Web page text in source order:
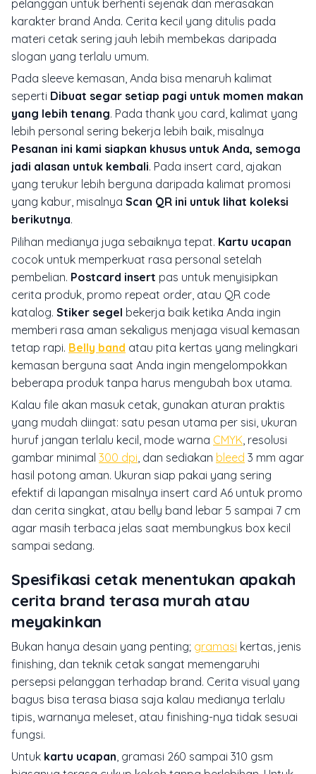
pelanggan untuk berhenti sejenak dan merasakan
karakter brand Anda. Cerita kecil yang ditulis pada
materi cetak sering jauh lebih membekas daripada
slogan yang terlalu umum.
Pada sleeve kemasan, Anda bisa menaruh kalimat
seperti Dibuat segar setiap pagi untuk momen makan
yang lebih tenang. Pada thank you card, kalimat yang
lebih personal sering bekerja lebih baik, misalnya
Pesanan ini kami siapkan khusus untuk Anda, semoga
jadi alasan untuk kembali. Pada insert card, ajakan
yang terukur lebih berguna daripada kalimat promosi
yang kabur, misalnya Scan QR ini untuk lihat koleksi
berikutnya.
Pilihan medianya juga sebaiknya tepat. Kartu ucapan
cocok untuk memperkuat rasa personal setelah
pembelian. Postcard insert pas untuk menyisipkan
cerita produk, promo repeat order, atau QR code
katalog. Stiker segel bekerja baik ketika Anda ingin
memberi rasa aman sekaligus menjaga visual kemasan
tetap rapi. Belly band atau pita kertas yang melingkari
kemasan berguna saat Anda ingin mengelompokkan
beberapa produk tanpa harus mengubah box utama.
Kalau file akan masuk cetak, gunakan aturan praktis
yang mudah diingat: satu pesan utama per sisi, ukuran
huruf jangan terlalu kecil, mode warna CMYK, resolusi
gambar minimal 300 dpi, dan sediakan bleed 3 mm agar
hasil potong aman. Ukuran siap pakai yang sering
efektif di lapangan misalnya insert card A6 untuk promo
dan cerita singkat, atau belly band lebar 5 sampai 7 cm
agar masih terbaca jelas saat membungkus box kecil
sampai sedang.
Spesifikasi cetak menentukan apakah
cerita brand terasa murah atau
meyakinkan
Bukan hanya desain yang penting; gramasi kertas, jenis
finishing, dan teknik cetak sangat memengaruhi
persepsi pelanggan terhadap brand. Cerita visual yang
bagus bisa terasa biasa saja kalau medianya terlalu
tipis, warnanya meleset, atau finishing-nya tidak sesuai
fungsi.
Untuk kartu ucapan, gramasi 260 sampai 310 gsm